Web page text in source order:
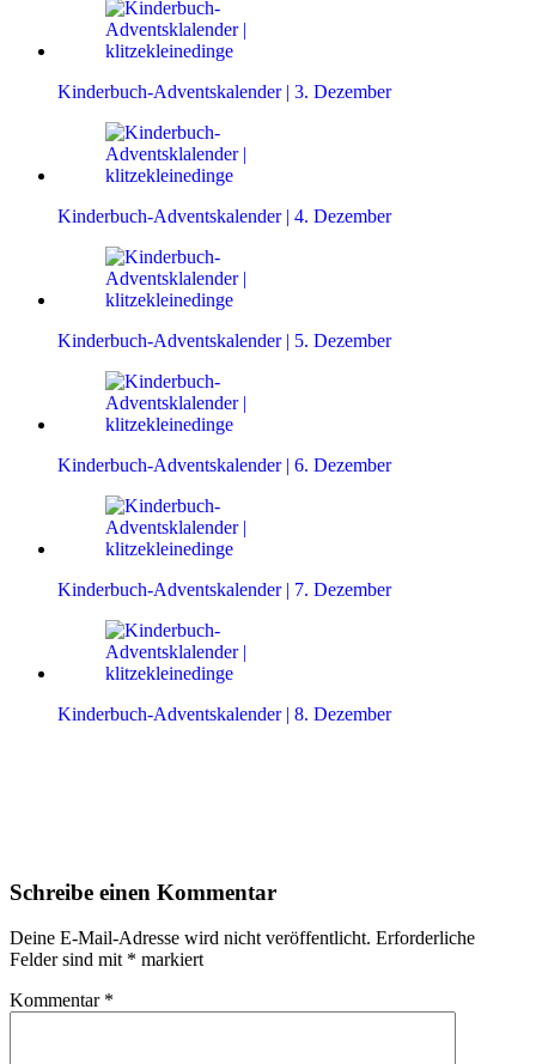
Kinderbuch-Adventskalender | 3. Dezember
Kinderbuch-Adventskalender | 4. Dezember
Kinderbuch-Adventskalender | 5. Dezember
Kinderbuch-Adventskalender | 6. Dezember
Kinderbuch-Adventskalender | 7. Dezember
Kinderbuch-Adventskalender | 8. Dezember
Interaktionen
Schreibe einen Kommentar
Deine E-Mail-Adresse wird nicht veröffentlicht. Erforderliche
Felder sind mit * markiert
Kommentar *